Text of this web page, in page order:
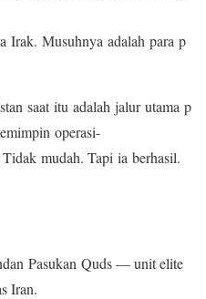
Irak. Musuhnya adalah para p
saat itu adalah jalur utama p
operasi-
mudah. Tapi ia berhasil.
Pasukan Quds — unit elite
Iran.